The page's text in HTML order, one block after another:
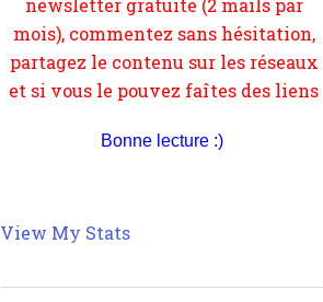
depuis votre site.
Bonne lecture :)
View My Stats